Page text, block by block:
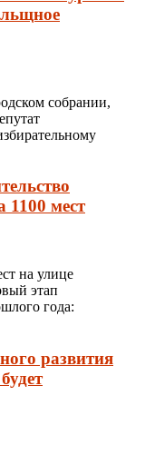
собрании,
1100 мест
на улице
этап
года:
развития